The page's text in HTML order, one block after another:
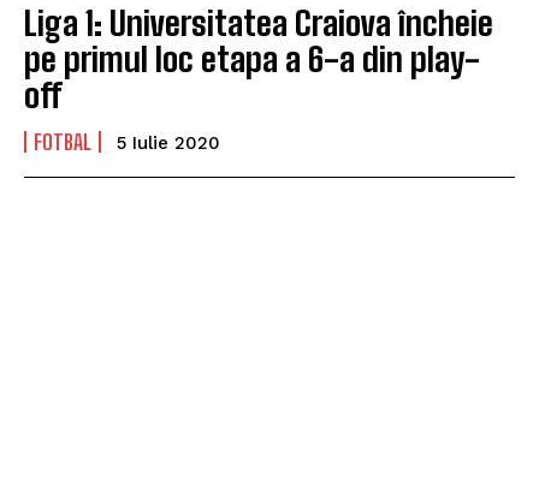
Liga 1: Universitatea Craiova încheie
pe primul loc etapa a 6-a din play-
off
FOTBAL 5 Iulie 2020